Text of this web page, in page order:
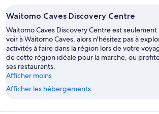
Waitomo Caves Discovery Centre
Waitomo Caves Discovery Centre est
voir à Waitomo Caves, alors n'hésitez pas à
activités à faire dans la région lors de votre
de cette région idéale pour la marche, ou
ses restaurants.
Afficher moins
Afficher les hébergements